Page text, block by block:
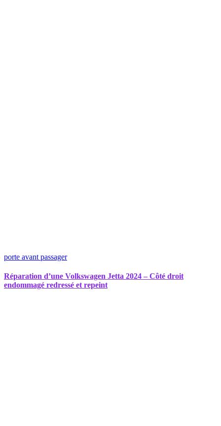
porte avant passager
Réparation d’une Volkswagen Jetta 2024 – Côté droit
endommagé redressé et repeint